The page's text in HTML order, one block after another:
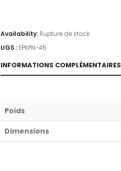
Availability: Rupture de stock
UGS : EPKPN-45
INFORMATIONS COMPLÉMENTAIRES
Poids
Dimensions